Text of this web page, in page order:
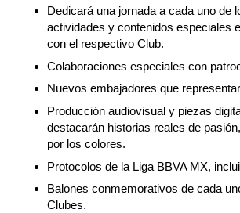
Dedicará una jornada a cada uno de
actividades y contenidos especiales
con el respectivo Club.
Colaboraciones especiales con
Nuevos embajadores que
Producción audiovisual y piezas
destacarán historias reales de
por los colores.
Protocolos de la Liga BBVA MX,
Balones conmemorativos de cada
Clubes.